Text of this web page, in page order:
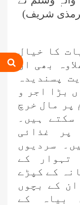
شریف)
کا خیال
بھی ان
پسندیدہ
بڑا اجر و
پر مال خرچ
ہیں۔
پر غذائی
سردیوں
تہوار کے
کے کپڑے
کے بچوں
بیاہ کے